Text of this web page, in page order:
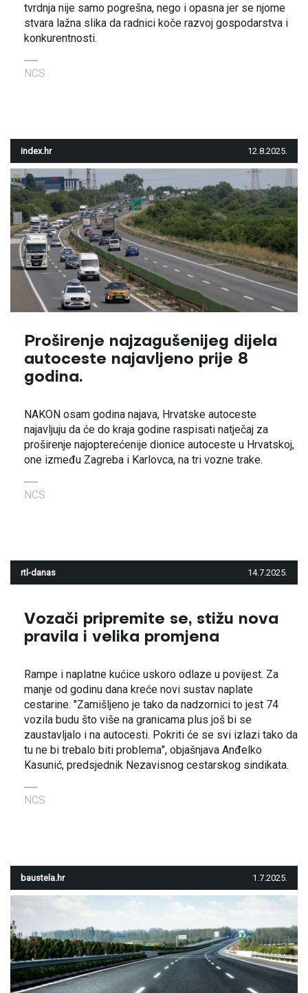
tvrdnja nije samo pogrešna, nego i opasna jer se njome
stvara lažna slika da radnici koče razvoj gospodarstva i
konkurentnosti.
NCS
index.hr 12.8.2025.
Proširenje najzagušenijeg dijela
autoceste najavljeno prije 8
godina.
NAKON osam godina najava, Hrvatske autoceste
najavljuju da će do kraja godine raspisati natječaj za
proširenje najopterećenije dionice autoceste u Hrvatskoj,
one između Zagreba i Karlovca, na tri vozne trake.
NCS
rtl-danas 14.7.2025.
Vozači pripremite se, stižu nova
pravila i velika promjena
Rampe i naplatne kućice uskoro odlaze u povijest. Za
manje od godinu dana kreće novi sustav naplate
cestarine. "Zamišljeno je tako da nadzornici to jest 74
vozila budu što više na granicama plus još bi se
zaustavljalo i na autocesti. Pokriti će se svi izlazi tako da
tu ne bi trebalo biti problema", objašnjava Anđelko
Kasunić, predsjednik Nezavisnog cestarskog sindikata.
NCS
baustela.hr 1.7.2025.